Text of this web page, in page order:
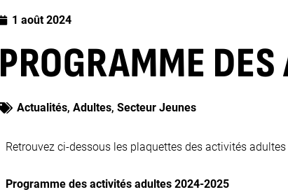
1 août 2024
PROGRAMME
Actualités, Adultes, Secteur Jeunes
Retrouvez ci-dessous les plaquettes des activités
Programme des activités adultes 2024-2025